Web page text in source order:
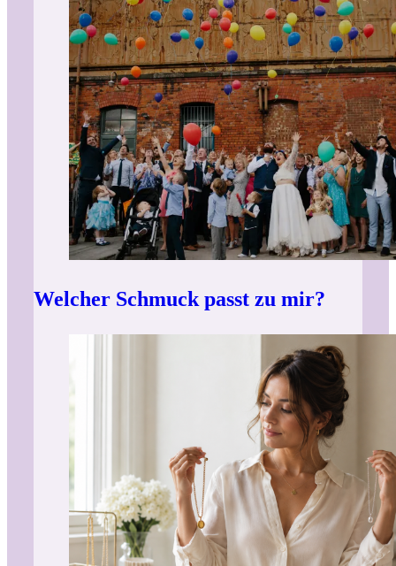
Welcher Schmuck passt zu mir?